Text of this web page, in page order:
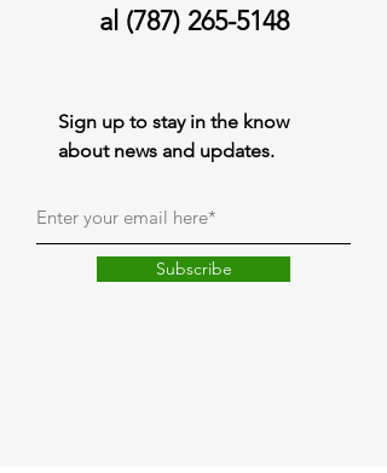
al (787) 265-5148
Sign up to stay in the know
about news and updates.
Subscribe